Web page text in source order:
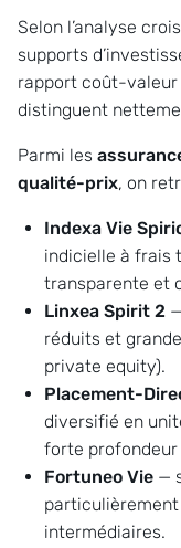
Selon l’analyse
supports
rapport coût-valeur
distinguent
Parmi les
qualité-prix, on
Indexa Vie
indicielle à frais
transparente et
Linxea Spirit 2
réduits et
private equity).
Placement-
diversifié en
forte profondeur
Fortuneo Vie —
intermédiaires.